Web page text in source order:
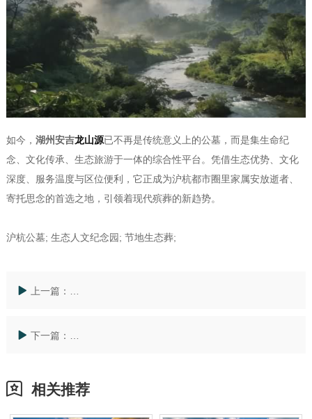
如今， 湖州安吉龙山源已不再是传统意义上的公墓，而是集生命纪
念、文化传承、生态旅游于一体的综合性平台。凭借生态优势、文化
深度、服务温度与区位便利，它正成为沪杭都市圈里家属安放逝者、
寄托思念的首选之地，引领着现代殡葬的新趋势。
沪杭公墓; 生态人文纪念园; 节地生态葬;
上一篇：
下一篇：
相关推荐